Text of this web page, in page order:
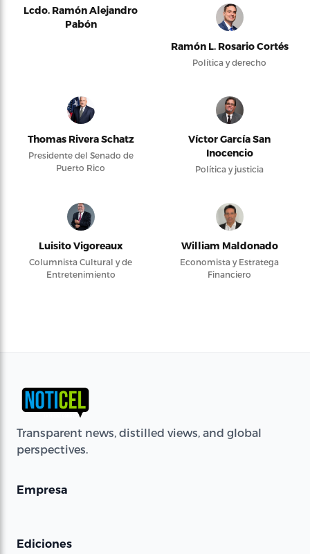
Lcdo. Ramón Alejandro
Pabón
Ramón L. Rosario Cortés
Política y derecho
Thomas Rivera Schatz
Presidente del Senado de
Puerto Rico
Víctor García San
Inocencio
Política y justicia
Luisito Vigoreaux
Columnista Cultural y de
Entretenimiento
William Maldonado
Economista y Estratega
Financiero
Transparent news, distilled views, and global
perspectives.
Empresa
Ediciones